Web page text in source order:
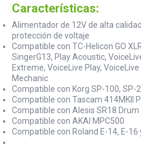
Características:
Alimentador de 12V de alta
protección de voltaje
Compatible con TC-Helicon GO
SingerG13, Play Acoustic,
Extreme, VoiceLive Play,
Mechanic
Compatible con Korg SP-100, SP-
Compatible con Tascam 414MKII
Compatible con Alesis SR18
Compatible con AKAI MPC500
Compatible con Roland E-14, E-16